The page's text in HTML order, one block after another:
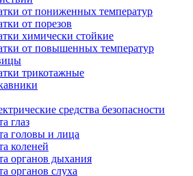
от пониженных температур
от порезов
химически стойкие
от повышенных температур
трикотажные
средства безопасности
глаз
головы и лица
коленей
органов дыхания
органов слуха